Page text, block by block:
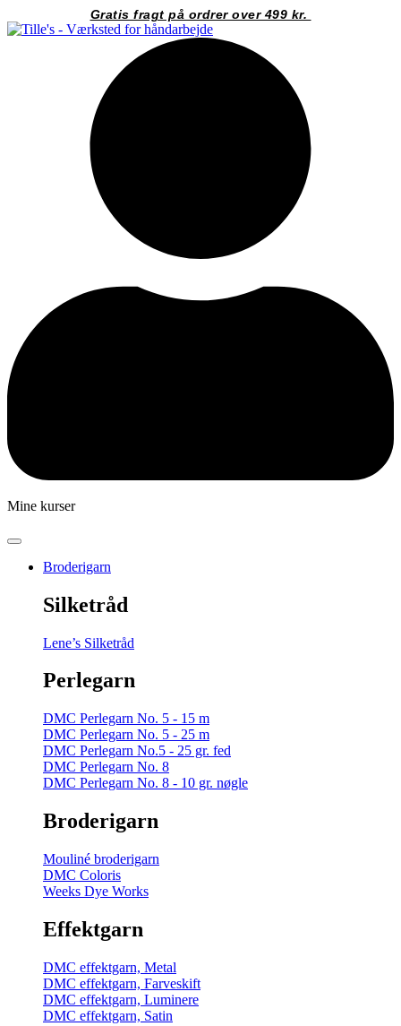
til
Gratis fragt på ordrer over 499 kr.
Mine kurser
Broderigarn
Silketråd
Lene’s Silketråd
Perlegarn
DMC Perlegarn No. 5 - 15 m
DMC Perlegarn No. 5 - 25 m
DMC Perlegarn No.5 - 25 gr. fed
DMC Perlegarn No. 8
DMC Perlegarn No. 8 - 10 gr. nøgle
Broderigarn
Mouliné broderigarn
DMC Coloris
Weeks Dye Works
Effektgarn
DMC effektgarn, Metal
DMC effektgarn, Farveskift
DMC effektgarn, Luminere
DMC effektgarn, Satin